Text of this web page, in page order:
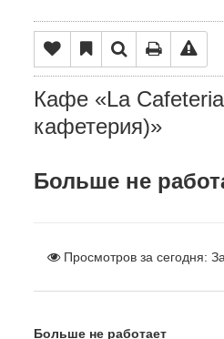
Кафе «La
кафетерия)»
Больше не
Просмотров за сегодня:
Больше не работает